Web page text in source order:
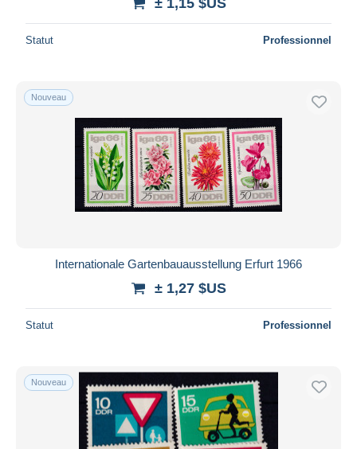
Statut Professionnel
Nouveau
Internationale Gartenbauausstellung Erfurt 1966
± 1,27 $US
Statut Professionnel
Nouveau